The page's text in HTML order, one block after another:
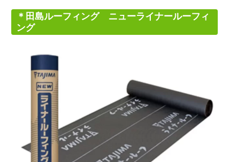
＊田島ルーフィング ニューライナールーフィ
ング